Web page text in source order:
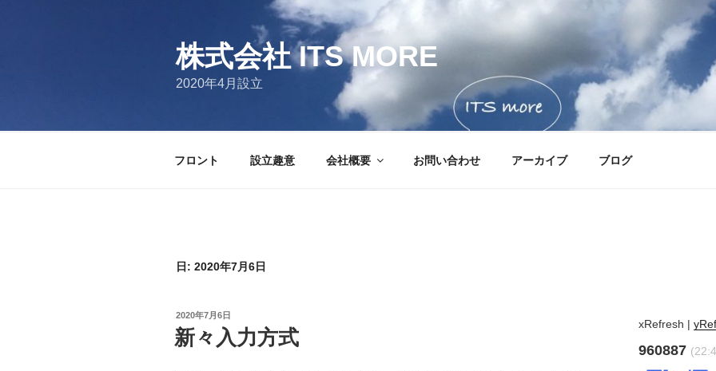
株式会社 ITS MORE
2020年4月設立
フロント 設立趣意 会社概要 お問い合わせ アーカイブ ブログ
日: 2020年7月6日
投
稿
日:
2020年7月6日
新々入力方式
xRefresh |
960887